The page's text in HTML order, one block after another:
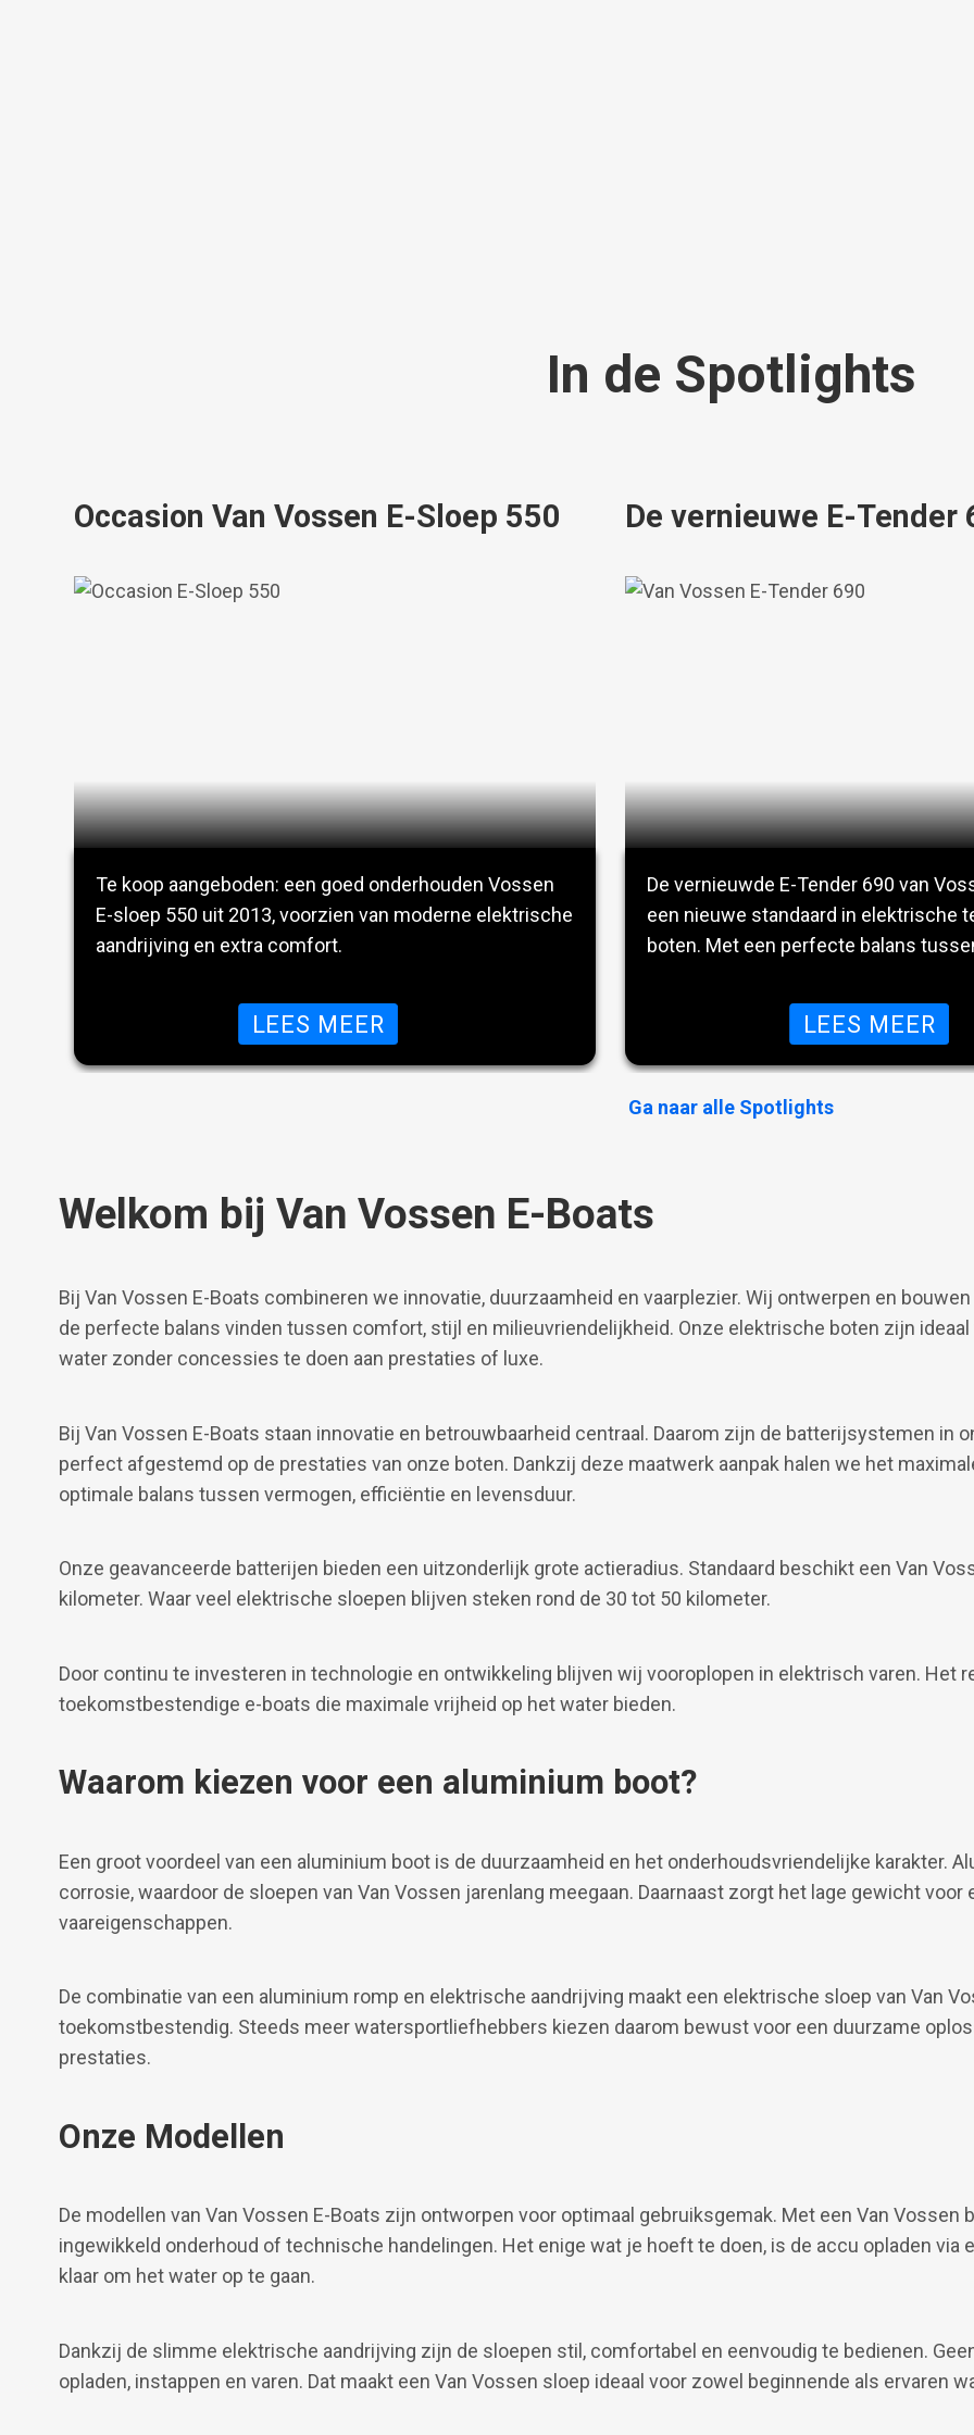
In de Spotlights
Occasion Van Vossen E-Sloep 550
Te koop aangeboden: een goed onderhouden Vossen
E-sloep 550 uit 2013, voorzien van moderne elektrische
aandrijving en extra comfort.
LEES MEER OVER OCCASION VAN VOSSEN E-SLOEP 550
De vernieuwe E-Tender
De vernieuwde E-Tender 690 van
een nieuwe standaard in elektrische
boten. Met een perfecte balans
ontworpen voor
concessies willen doen — of je nu
ontspannen zon- en familieboot of
onderhoudsvriendelijke Tender.
LEES MEER
Ga naar alle Spotlights
Welkom bij Van Vossen E-Boats
Bij Van Vossen E-Boats combineren we innovatie, duurzaamheid en vaarplezier. Wij ontwerpen en
de perfecte balans vinden tussen comfort, stijl en milieuvriendelijkheid. Onze elektrische boten zijn
water zonder concessies te doen aan prestaties of luxe.
Bij Van Vossen E-Boats staan innovatie en betrouwbaarheid centraal. Daarom zijn de batterijsystemen in
perfect afgestemd op de prestaties van onze boten. Dankzij deze maatwerk aanpak halen we het
optimale balans tussen vermogen, efficiëntie en levensduur.
Onze geavanceerde batterijen bieden een uitzonderlijk grote actieradius. Standaard beschikt een Van
kilometer. Waar veel elektrische sloepen blijven steken rond de 30 tot 50 kilometer.
Door continu te investeren in technologie en ontwikkeling blijven wij vooroplopen in elektrisch varen. Het
toekomstbestendige e-boats die maximale vrijheid op het water bieden.
Waarom kiezen voor een aluminium boot?
Een groot voordeel van een aluminium boot is de duurzaamheid en het onderhoudsvriendelijke karakter.
corrosie, waardoor de sloepen van Van Vossen jarenlang meegaan. Daarnaast zorgt het lage gewicht
vaareigenschappen.
De combinatie van een aluminium romp en elektrische aandrijving maakt een elektrische sloep van Van
toekomstbestendig. Steeds meer watersportliefhebbers kiezen daarom bewust voor een duurzame
prestaties.
Onze Modellen
De modellen van Van Vossen E-Boats zijn ontworpen voor optimaal gebruiksgemak. Met een Van
ingewikkeld onderhoud of technische handelingen. Het enige wat je hoeft te doen, is de accu opladen via
klaar om het water op te gaan.
Dankzij de slimme elektrische aandrijving zijn de sloepen stil, comfortabel en eenvoudig te bedienen.
opladen, instappen en varen. Dat maakt een Van Vossen sloep ideaal voor zowel beginnende als ervaren